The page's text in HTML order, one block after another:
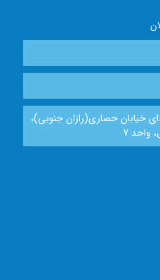
خیابان حصاری(رازان جنوبی)،
واحد 7